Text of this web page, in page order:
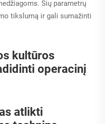
Šių parametrų
tikslumą ir gali sumažinti
kultūros
operacinį
atlikti